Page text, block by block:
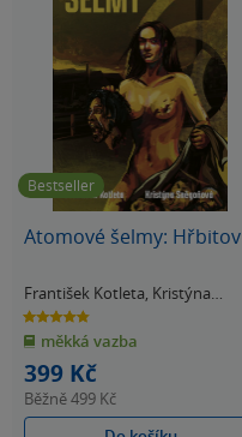
Bestseller
Atomové šelmy: Hřbitov
František Kotleta, Kristýna
Sněgoňová
4.8
z
5
hvězdiček
měkká vazba
399 Kč
Běžně499 Kč